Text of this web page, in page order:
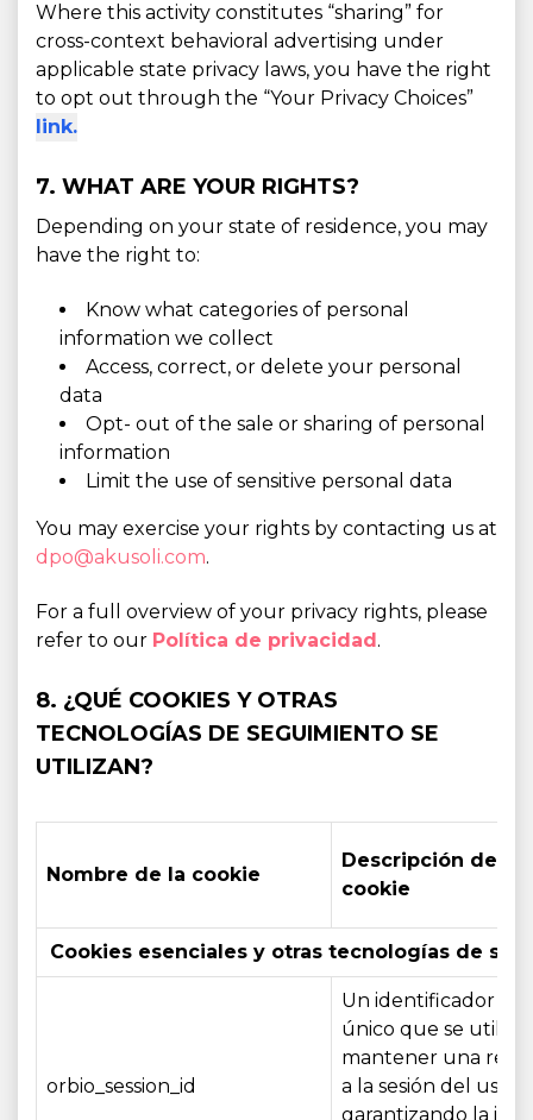
Where this activity constitutes “sharing” for
cross-context behavioral advertising under
applicable state privacy laws, you have the right
to opt out through the “Your Privacy Choices”
link.
7. WHAT ARE YOUR RIGHTS?
Depending on your state of residence, you may
have the right to:
Know what categories of personal
information we collect
Access, correct, or delete your personal
data
Opt- out of the sale or sharing of personal
information
Limit the use of sensitive personal data
You may exercise your rights by contacting us at
dpo@akusoli.com.
For a full overview of your privacy rights, please
refer to our Política de privacidad.
8. ¿QUÉ COOKIES Y OTRAS
TECNOLOGÍAS DE SEGUIMIENTO SE
UTILIZAN?
Nombre de la cookie
Descripción de la
cookie
Cookies esenciales y otras tecnologías de
orbio_session_id
Un identificador de
único que se utiliza
mantener una
a la sesión del
garantizando la